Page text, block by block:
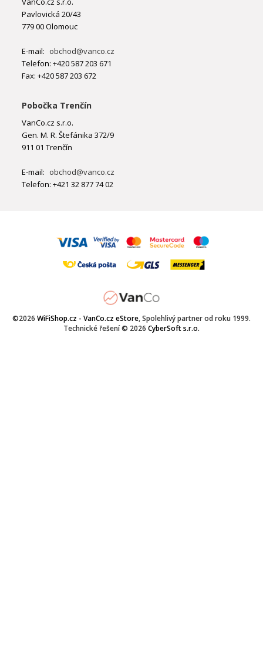
Pavlovická 20/43
779 00 Olomouc
E-mail: obchod@vanco.cz
Telefon: +420 587 203 671
Fax: +420 587 203 672
Pobočka Trenčín
VanCo.cz s.r.o.
Gen. M. R. Štefánika 372/9
911 01 Trenčín
E-mail: obchod@vanco.cz
Telefon: +421 32 877 74 02
©2026 WiFiShop.cz - VanCo.cz eStore, Spolehlivý partner od roku 1999.
Technické řešení © 2026 CyberSoft s.r.o.